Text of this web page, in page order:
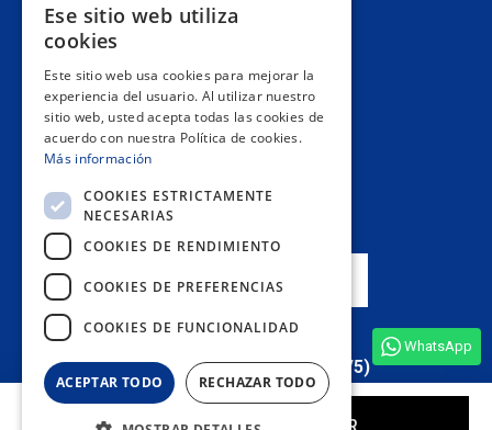
Información
Área privada
Contacto
NUESTRAS TIENDAS
Ver todas las opiniones de la tienda (4,9/5)
WhatsApp
ENGLISH
ITALIAN
Ese sitio web utiliza
cookies
Este sitio web usa cookies para mejorar la
experiencia del usuario. Al utilizar nuestro
sitio web, usted acepta todas las cookies de
acuerdo con nuestra Política de cookies.
Más información
COOKIES ESTRICTAMENTE
NECESARIAS
COOKIES DE RENDIMIENTO
COOKIES DE PREFERENCIAS
COOKIES DE FUNCIONALIDAD
ACEPTAR TODO RECHAZAR TODO